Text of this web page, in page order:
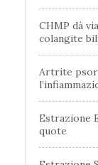
CHMP dà
colangite
Artrite
Estrazione
quote